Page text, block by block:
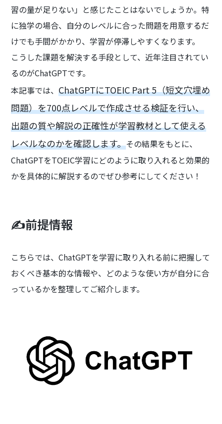
習の量が足りない」と感じたことはないでしょうか。特
に独学の場合、自分のレベルに合った問題を用意するだ
けでも手間がかかり、学習が停滞しやすくなります。
こうした課題を解決する手段として、近年注目されてい
るのがChatGPTです。
本記事では、ChatGPTにTOEIC Part 5（短文穴埋め
問題）を700点レベルで作成させる検証を行い、
出題の質や解説の正確性が学習教材として使える
レベルなのかを確認します。その結果をもとに、
ChatGPTをTOEIC学習にどのように取り入れると効果的
かを具体的に解説するのでぜひ参考にしてください！
✍️前提情報
こちらでは、ChatGPTを学習に取り入れる前に把握して
おくべき基本的な情報や、どのような使い方が自分に合
っているかを整理してご紹介します。